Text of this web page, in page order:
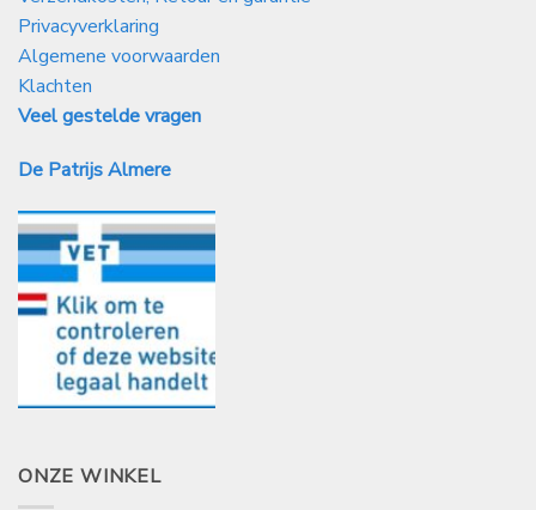
Privacyverklaring
Algemene voorwaarden
Klachten
Veel gestelde vragen
De Patrijs Almere
ONZE WINKEL